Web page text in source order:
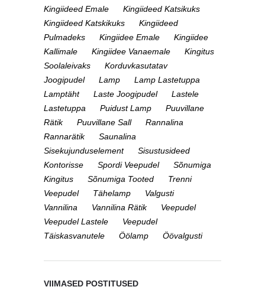
Kingiideed Emale
Kingiideed Katsikuks
Kingiideed Katskikuks
Kingiideed
Pulmadeks
Kingiidee Emale
Kingiidee
Kallimale
Kingiidee Vanaemale
Kingitus
Soolaleivaks
Korduvkasutatav
Joogipudel
Lamp
Lamp Lastetuppa
Lamptäht
Laste Joogipudel
Lastele
Lastetuppa
Puidust Lamp
Puuvillane
Rätik
Puuvillane Sall
Rannalina
Rannarätik
Saunalina
Sisekujunduselement
Sisustusideed
Kontorisse
Spordi Veepudel
Sõnumiga
Kingitus
Sõnumiga Tooted
Trenni
Veepudel
Tähelamp
Valgusti
Vannilina
Vannilina Rätik
Veepudel
Veepudel Lastele
Veepudel
Täiskasvanutele
Öölamp Öövalgusti
VIIMASED POSTITUSED